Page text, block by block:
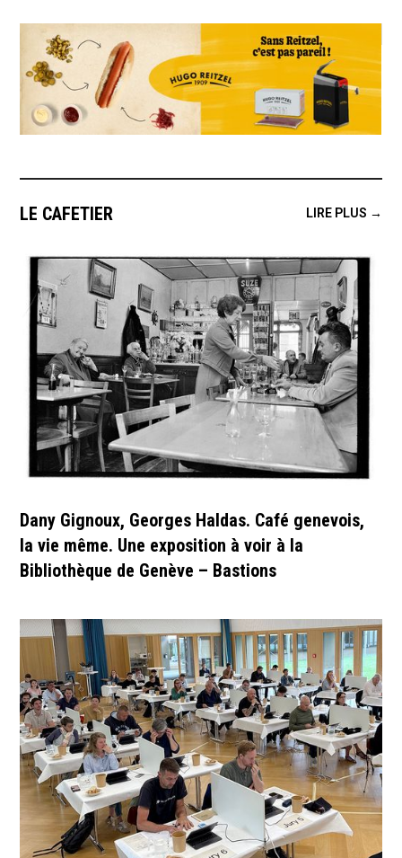
LE CAFETIER LIRE PLUS →
Dany Gignoux, Georges Haldas. Café genevois,
la vie même. Une exposition à voir à la
Bibliothèque de Genève – Bastions